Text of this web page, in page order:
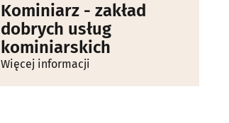
Kominiarz - zakład
dobrych usług
kominiarskich
Więcej informacji